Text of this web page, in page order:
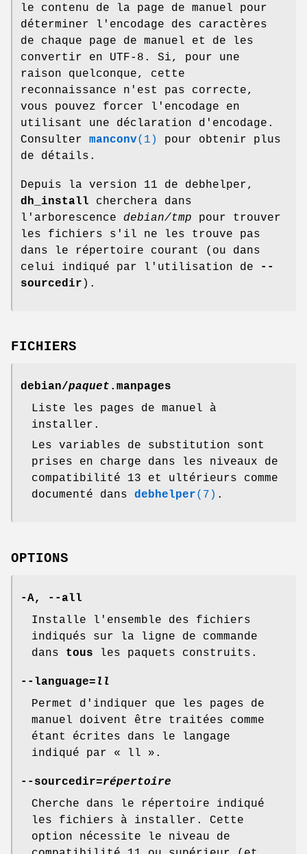
le contenu de la page de manuel pour
déterminer l'encodage des caractères
de chaque page de manuel et de les
convertir en UTF-8. Si, pour une
raison quelconque, cette
reconnaissance n'est pas correcte,
vous pouvez forcer l'encodage en
utilisant une déclaration d'encodage.
Consulter manconv(1)
pour obtenir plus
de détails.
Depuis la version 11 de debhelper,
dh_install cherchera dans
l'arborescence debian/tmp pour trouver
les fichiers s'il ne les trouve pas
dans le répertoire courant (ou dans
celui indiqué par l'utilisation de
--
sourcedir ).
FICHIERS
debian/paquet .manpages
Liste les pages de manuel à
installer.
Les variables de substitution sont
prises en charge dans les niveaux de
compatibilité 13 et ultérieurs comme
documenté dans debhelper(7) .
OPTIONS
-A,
--all
Installe l'ensemble des fichiers
indiqués sur la ligne de commande
dans tous les paquets construits.
--language= ll
Permet d'indiquer que les pages de
manuel doivent être traitées comme
étant écrites dans le langage
indiqué par « ll ».
--sourcedir=répertoire
Cherche dans le répertoire indiqué
les fichiers à installer. Cette
option nécessite le niveau de